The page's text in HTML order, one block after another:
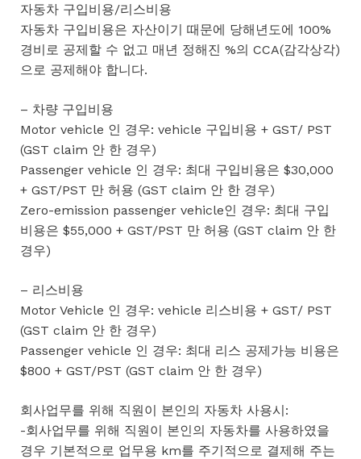
자동차 구입비용/리스비용
자동차 구입비용은 자산이기 때문에 당해년도에 100%
경비로 공제할 수 없고 매년 정해진 %의 CCA(감각상각)
으로 공제해야 합니다.
– 차량 구입비용
Motor vehicle 인 경우: vehicle 구입비용 + GST/ PST
(GST claim 안 한 경우)
Passenger vehicle 인 경우: 최대 구입비용은 $30,000
+ GST/PST 만 허용 (GST claim 안 한 경우)
Zero-emission passenger vehicle인 경우: 최대 구입
비용은 $55,000 + GST/PST 만 허용 (GST claim 안 한
경우)
– 리스비용
Motor Vehicle 인 경우: vehicle 리스비용 + GST/ PST
(GST claim 안 한 경우)
Passenger vehicle 인 경우: 최대 리스 공제가능 비용은
$800 + GST/PST (GST claim 안 한 경우)
회사업무를 위해 직원이 본인의 자동차 사용시:
-회사업무를 위해 직원이 본인의 자동차를 사용하였을
경우 기본적으로 업무용 km를 주기적으로 결제해 주는